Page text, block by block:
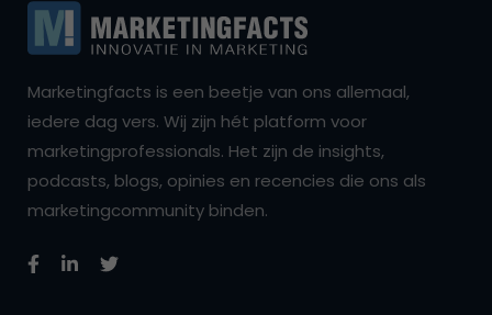
Marketingfacts is een beetje van ons allemaal,
iedere dag vers. Wij zijn hét platform voor
marketingprofessionals. Het zijn de insights,
podcasts, blogs, opinies en recencies die ons als
marketingcommunity binden.